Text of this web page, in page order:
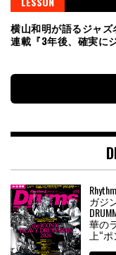
横山和明が語るジャズ
連載『3年後、確実に
ガジ
華の
上“ポ